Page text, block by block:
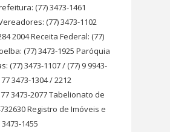
(77) 3473-1461
(77) 3473-1102
2004 Receita Federal: (77)
(77) 3473-1925 Paróquia
(77) 3473-1107 / (77) 9 9943-
3473-1304 / 2212
3473-2077 Tabelionato de
Registro de Imóveis e
1455